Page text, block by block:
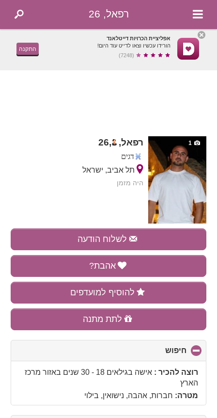
רפאל, 26
אפליציית הכרויות דייטלאנד
הורידו עכשיו וצאו לדייט עוד היום!
(7248)
התקנה
1 רפאל, ,
26
דגים
תל אביב, ישראל
היה מזמן
לשלוח הודעה
אהבת?
להוסיף למועדפים
לתת מתנה
חיפוש
to
collapseרוצה להכיר :אישה בגילאים 18 - 30 שנים באזור מרכז
הארץ
מטרה: חברות, אהבה, נישואין, בילוי